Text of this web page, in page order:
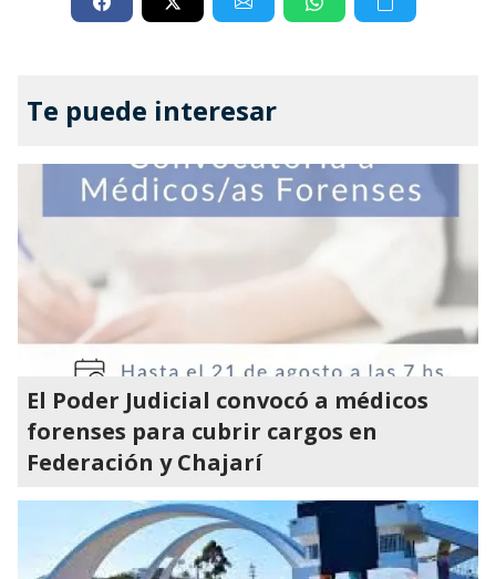
Te puede interesar
El Poder Judicial convocó a médicos
forenses para cubrir cargos en
Federación y Chajarí